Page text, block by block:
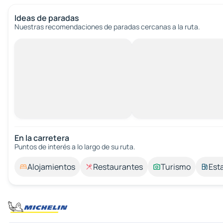
Ideas de paradas
Nuestras recomendaciones de paradas cercanas a la ruta.
En la carretera
Puntos de interés a lo largo de su ruta.
Alojamientos Restaurantes Turismo